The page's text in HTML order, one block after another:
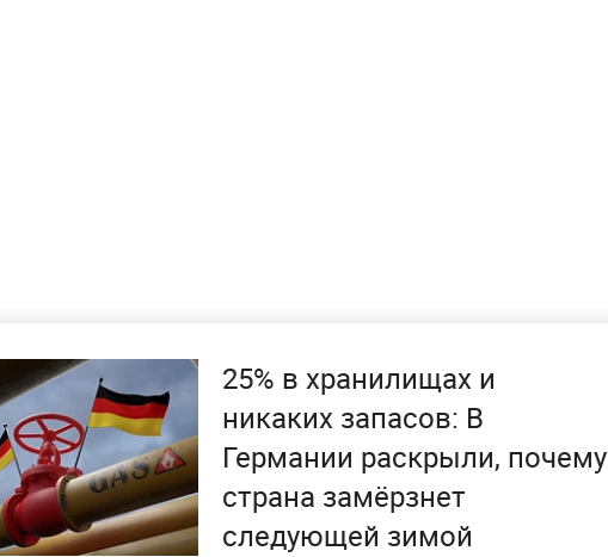
25% в хранилищах и
никаких запасов: В
Германии раскрыли, почему
страна замёрзнет
следующей зимой